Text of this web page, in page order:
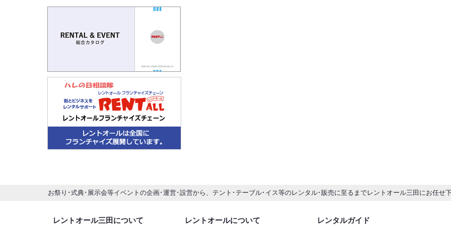
お祭り･式典･展示会等イベントの企画･運営･設営から、テント･テーブル･イス等のレンタル･販売に至るまでレントオール三田にお任せ
レントオール三田について レントオールについて レンタルガイド